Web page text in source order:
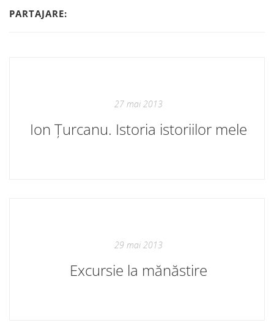
PARTAJARE:
27 mai 2013
Ion Țurcanu. Istoria istoriilor mele
29 mai 2013
Excursie la mănăstire